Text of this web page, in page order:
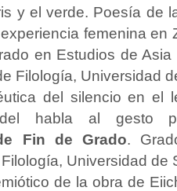
y el verde. Poesía de
femenina
en Estudios de
Filología, Universidad
del silencio en el
habla al gesto
Fin de Grado.
Universidad de
de la obra de